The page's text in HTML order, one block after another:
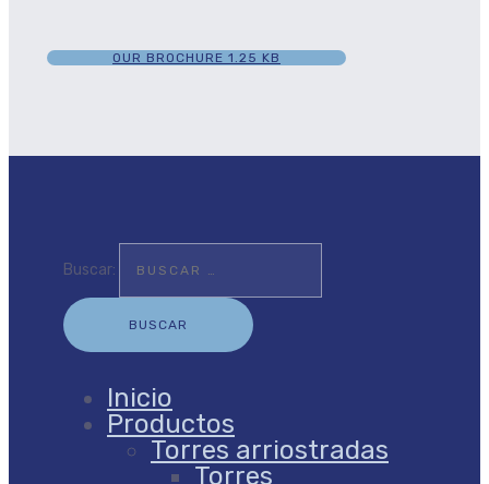
OUR BROCHURE 1.25 KB
Buscar:
Inicio
Productos
Torres arriostradas
Torres